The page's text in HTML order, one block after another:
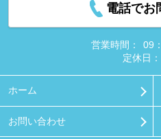
電話でお
営業時間：
09
定休日：
ホーム
お問い合わせ